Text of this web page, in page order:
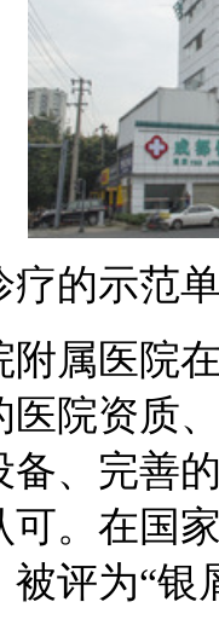
的示范
附属医院
院资质
、完善
。在国
评为“